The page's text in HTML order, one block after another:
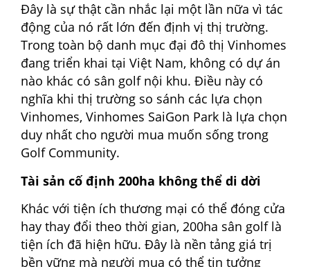
Đây là sự thật cần nhắc lại một lần nữa vì tác
động của nó rất lớn đến định vị thị trường.
Trong toàn bộ danh mục đại đô thị Vinhomes
đang triển khai tại Việt Nam, không có dự án
nào khác có sân golf nội khu. Điều này có
nghĩa khi thị trường so sánh các lựa chọn
Vinhomes, Vinhomes SaiGon Park là lựa chọn
duy nhất cho người mua muốn sống trong
Golf Community.
Tài sản cố định 200ha không thể di dời
Khác với tiện ích thương mại có thể đóng cửa
hay thay đổi theo thời gian, 200ha sân golf là
tiện ích đã hiện hữu. Đây là nền tảng giá trị
bền vững mà người mua có thể tin tưởng